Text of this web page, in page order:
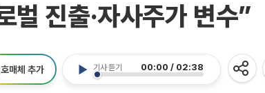
진출·자사주가 변수”
기사 듣기 00:00 / 02:38
매체 추가